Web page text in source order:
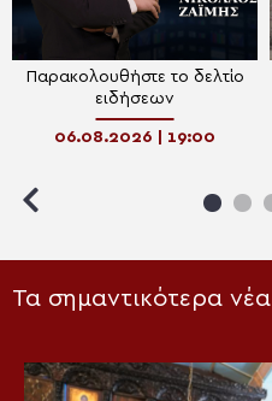
Παρακολουθήστε το δελτίο
ειδήσεων
06.08.2026 | 19:00
Τα σημαντικότερα νέα